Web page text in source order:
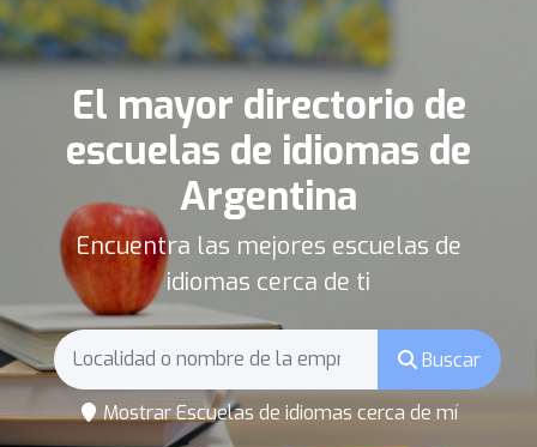
El mayor directorio de
escuelas de idiomas de
Argentina
Encuentra las mejores escuelas de
idiomas cerca de ti
Buscar
Mostrar Escuelas de idiomas cerca de mí